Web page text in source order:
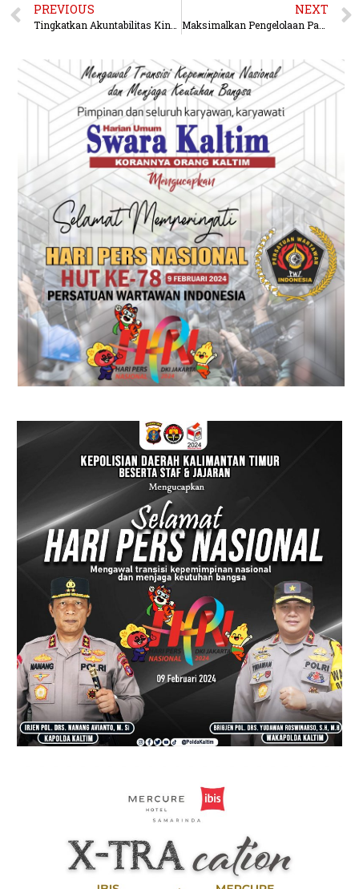
PREVIOUS
Tingkatkan Akuntabilitas Kinerja, Sekjen Kementerian ATR/BPN Targetkan SAKIP Capai Predikat A
NEXT
Maksimalkan Pengelolaan Pasar SAD Guna Dongkrak PAD